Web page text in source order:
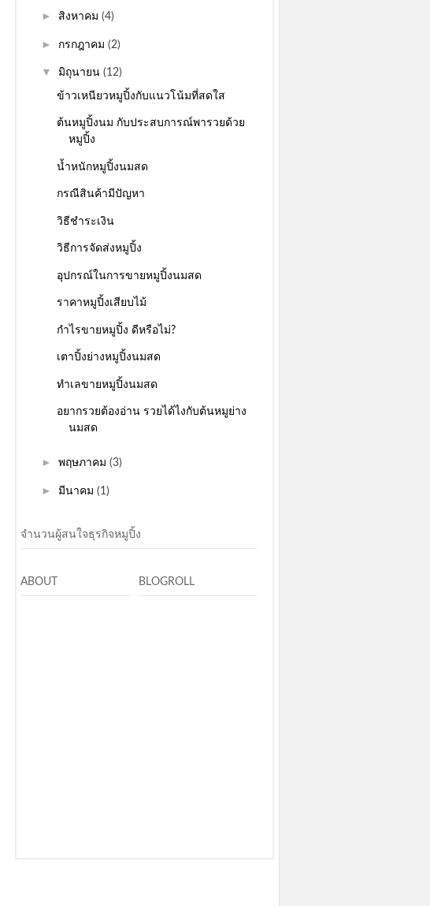
► สิงหาคม (4)
► กรกฎาคม (2)
▼ มิถุนายน (12)
ข้าวเหนียวหมูปิ้งกับแนวโน้มที่สดใส
ต้นหมูปิ้งนม กับประสบการณ์พารวยด้วย
หมูปิ้ง
น้ำหนักหมูปิ้งนมสด
กรณีสินค้ามีปัญหา
วิธีชำระเงิน
วิธีการจัดส่งหมูปิ้ง
อุปกรณ์ในการขายหมูปิ้งนมสด
ราคาหมูปิ้งเสียบไม้
กำไรขายหมูปิ้ง ดีหรือไม่?
เตาปิ้งย่างหมูปิ้งนมสด
ทำเลขายหมูปิ้งนมสด
อยากรวยต้องอ่าน รวยได้ไงกับต้นหมูย่าง
นมสด
► พฤษภาคม (3)
► มีนาคม (1)
จำนวนผู้สนใจธุรกิจหมูปิ้ง
ABOUT BLOGROLL